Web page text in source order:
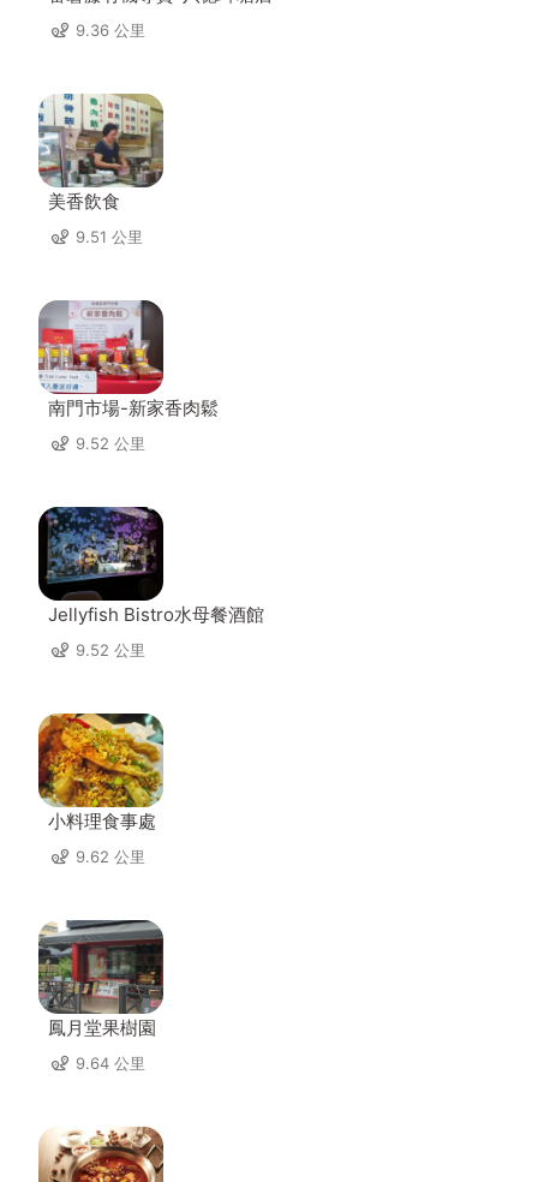
9.36 公里
美香飲食
9.51 公里
南門市場-新家香肉鬆
9.52 公里
Jellyfish Bistro水母餐酒館
9.52 公里
小料理食事處
9.62 公里
鳳月堂果樹園
9.64 公里